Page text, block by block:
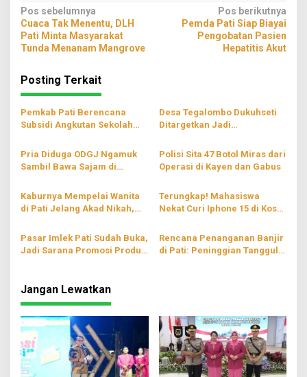
Navigasi
pos
Pos sebelumnya
Cuaca Tak Menentu, DLH
Pati Minta Masyarakat
Tunda Menanam Mangrove
Pos berikutnya
Pemda Pati Siap Biayai
Pengobatan Pasien
Hepatitis Akut
Posting Terkait
Pemkab Pati Berencana
Subsidi Angkutan Sekolah
Desa Tegalombo Dukuhseti
Ditargetkan Jadi
Modern
Pria Diduga ODGJ Ngamuk
Sambil Bawa Sajam di
Polisi Sita 47 Botol Miras dari
Operasi di Kayen dan Gabus
Kaburnya Mempelai Wanita
di Pati Jelang Akad Nikah,
Ditemukan
Terungkap! Mahasiswa
Nekat Curi Iphone 15 di Kos
Pasar Imlek Pati Sudah Buka,
Jadi Sarana Promosi Produk
Rencana Penanganan Banjir
di Pati: Peninggian Tanggul
Jangan Lewatkan